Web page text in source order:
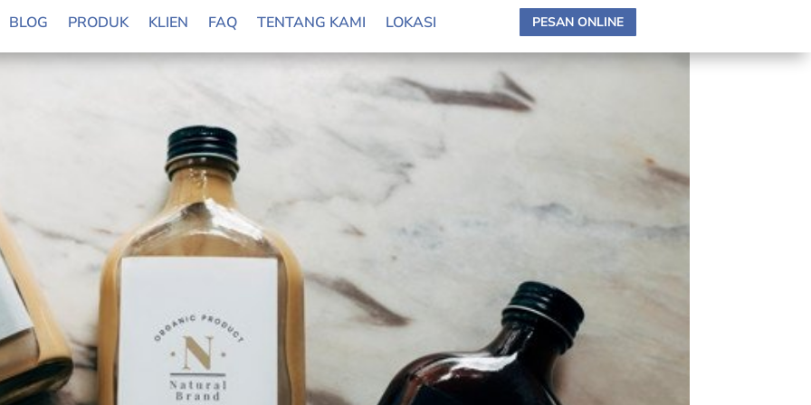
BLOG PRODUK KLIEN FAQ TENTANG KAMI LOKASI PESAN ONLINE